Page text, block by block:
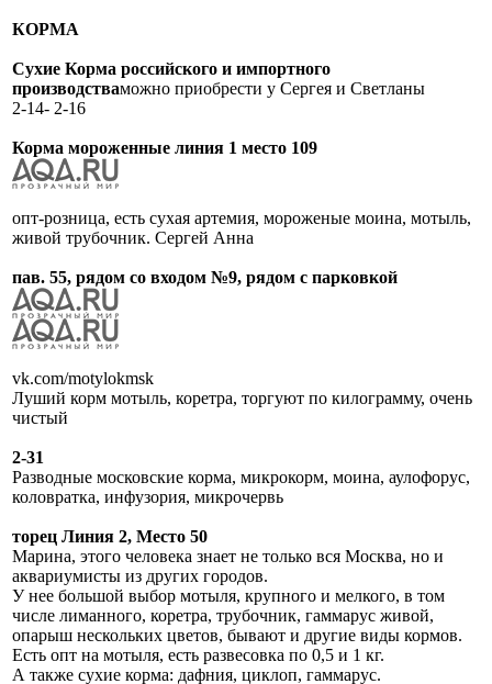
КОРМА
Сухие Корма российского и импортного
производстваможно приобрести у Сергея и Светланы
2-14- 2-16
Корма мороженные линия 1 место 109
опт-розница, есть сухая артемия, мороженые моина, мотыль,
живой трубочник. Сергей Анна
пав. 55, рядом со входом №9, рядом с парковкой
vk.com/motylokmsk
Луший корм мотыль, коретра, торгуют по килограмму, очень
чистый
2-31
Разводные московские корма, микрокорм, моина, аулофорус,
коловратка, инфузория, микрочервь
торец Линия 2, Место 50
Марина, этого человека знает не только вся Москва, но и
аквариумисты из других городов.
У нее большой выбор мотыля, крупного и мелкого, в том
числе лиманного, коретра, трубочник, гаммарус живой,
опарыш нескольких цветов, бывают и другие виды кормов.
Есть опт на мотыля, есть развесовка по 0,5 и 1 кг.
А также сухие корма: дафния, циклоп, гаммарус.